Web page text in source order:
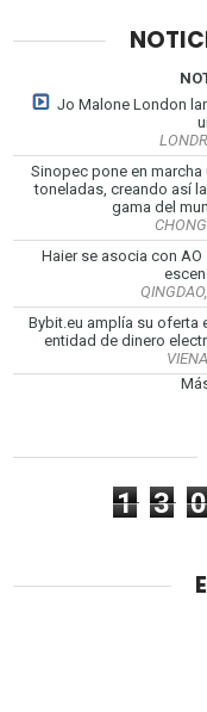
Jo Malone London
Sinopec pone en
toneladas, creando así
gama del
Haier se asocia con AO
Bybit.eu amplía su oferta
entidad de dinero
1 3 0